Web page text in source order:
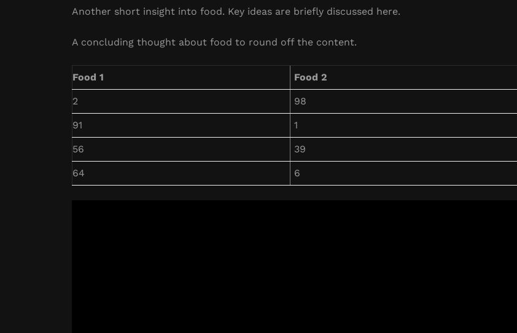
Another short insight into food. Key ideas are briefly discussed here.
A concluding thought about food to round off the content.
Food 1 Food 2
2 98
91 1
56 39
64 6